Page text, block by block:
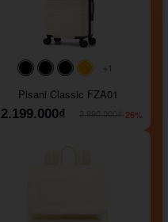
#000000#000000
#000000
#ffa500
+1
Pisani Classic FZA01
2.199.000₫
-26%